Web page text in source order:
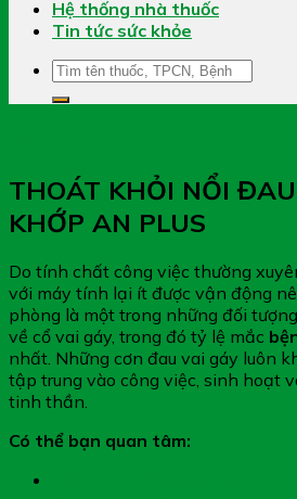
Hệ thống nhà thuốc
Tin tức sức khỏe
Tìm
kiếm:
THOÁT KHỎI NỔI
KHỚP AN PLUS
Do tính chất công việc thường
với máy tính lại ít được vận động
phòng là một trong những đối
về cổ vai gáy, trong đó tỷ lệ mắc
nhất. Những cơn đau vai gáy luôn
tập trung vào công việc, sinh hoạt
tinh thần.
Có thể bạn quan tâm: